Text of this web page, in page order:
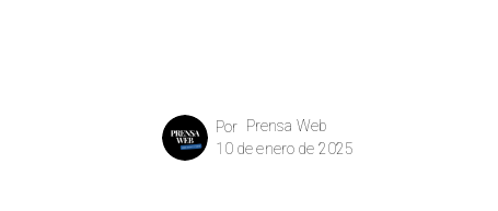
Prensa Web
Por
10 de enero de 2025